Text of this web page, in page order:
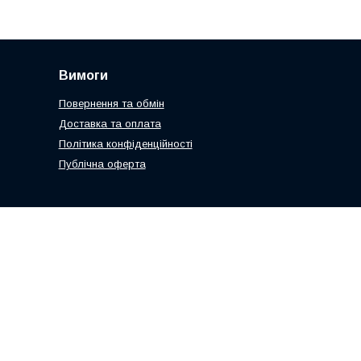
Вимоги
Повернення та обмін
Доставка та оплата
Політика конфіденційності
Публічна оферта